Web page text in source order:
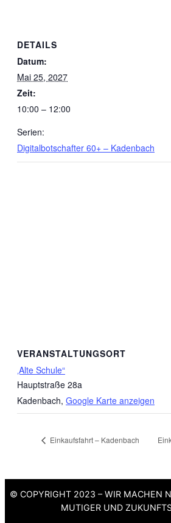
DETAILS
Datum:
Mai 25, 2027
Zeit:
10:00 – 12:00
Serien:
Digitalbotschafter 60+ – Kadenbach
VERANSTALTUNGSORT
‚Alte Schule“
Hauptstraße 28a
Kadenbach, Google Karte anzeigen
Einkaufsfahrt – Kadenbach
© COPYRIGHT 2023 – WIR MACHEN
MUTIGER UND